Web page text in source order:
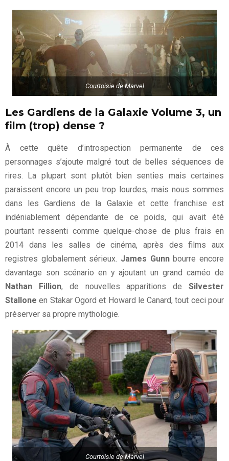
Courtoisie de Marvel
Les Gardiens de la Galaxie Volume 3, un
film (trop) dense ?
À cette quête d’introspection permanente de ces
personnages s’ajoute malgré tout de belles séquences de
rires. La plupart sont plutôt bien senties mais certaines
paraissent encore un peu trop lourdes, mais nous sommes
dans les Gardiens de la Galaxie et cette franchise est
indéniablement dépendante de ce poids, qui avait été
pourtant ressenti comme quelque-chose de plus frais en
2014 dans les salles de cinéma, après des films aux
registres globalement sérieux. James Gunnbourre encore
davantage son scénario en y ajoutant un grand caméo de
Nathan Fillion, de nouvelles apparitions deSilvester
Stallone en Stakar Ogord et Howard le Canard, tout ceci pour
préserver sa propre mythologie.
Courtoisie de Marvel